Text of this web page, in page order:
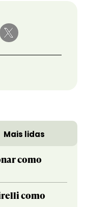
Mais lidas
como
como